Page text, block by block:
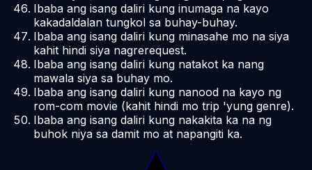
Ibaba ang isang daliri kung inumaga na kayo
kakadaldalan tungkol sa buhay-buhay.
Ibaba ang isang daliri kung minasahe mo na siya
kahit hindi siya nagrerequest.
Ibaba ang isang daliri kung natakot ka nang
mawala siya sa buhay mo.
Ibaba ang isang daliri kung nanood na kayo ng
rom-com movie (kahit hindi mo trip 'yung genre).
Ibaba ang isang daliri kung nakakita ka na ng
buhok niya sa damit mo at napangiti ka.